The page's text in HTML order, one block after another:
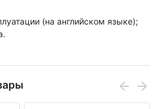
(на английском языке);